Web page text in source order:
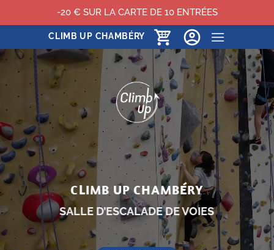
au
contenu
CLIMB UP CHAMBÉRY
CLIMB UP CHAMBÉRY
SALLE D’ESCALADE DE VOIES
-20 € SUR LA CARTE DE 10 ENTRÉES